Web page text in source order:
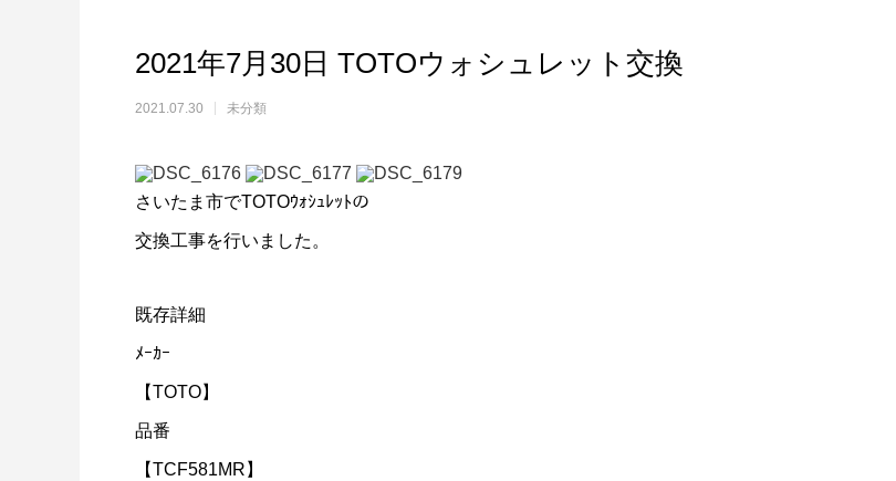
2021年7月30日 TOTOウォシュレット交換
2021.07.30 未分類
さいたま市でTOTOｳｫｼｭﾚｯﾄの
交換工事を行いました。
既存詳細
ﾒｰｶｰ
【TOTO】
品番
【TCF581MR】